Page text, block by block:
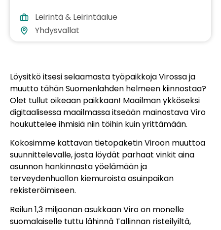
Leirintä & Leirintäalue
Yhdysvallat
Löysitkö itsesi selaamasta työpaikkoja Virossa ja
muutto tähän Suomenlahden helmeen kiinnostaa?
Olet tullut oikeaan paikkaan! Maailman ykköseksi
digitaalisessa maailmassa itseään mainostava Viro
houkuttelee ihmisiä niin töihin kuin yrittämään.
Kokosimme kattavan tietopaketin Viroon muuttoa
suunnittelevalle, josta löydät parhaat vinkit aina
asunnon hankinnasta yöelämään ja
terveydenhuollon kiemuroista asuinpaikan
rekisteröimiseen.
Reilun 1,3 miljoonan asukkaan Viro on monelle
suomalaiselle tuttu lähinnä Tallinnan risteilyiltä,